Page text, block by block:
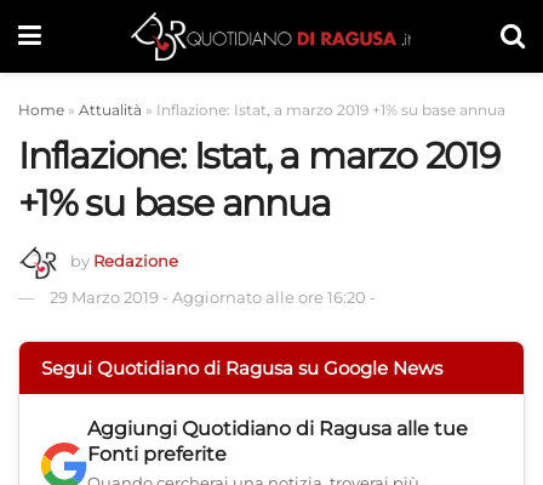
Home » Attualità » Inflazione: Istat, a marzo 2019 +1% su base annua
Inflazione: Istat, a marzo 2019
+1% su base annua
by Redazione
29 Marzo 2019 - Aggiornato alle ore 16:20 -
Segui Quotidiano di Ragusa su Google News
Aggiungi Quotidiano di Ragusa alle tue
Fonti preferite